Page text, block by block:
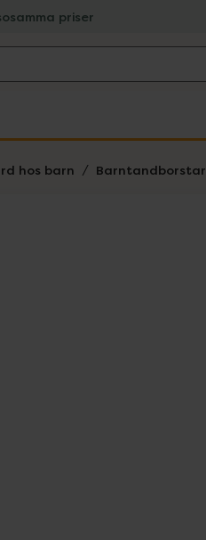
priser
hos barn Barntandborstar